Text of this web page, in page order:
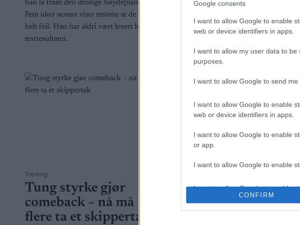
Google consents
I want to allow Google to enable
web or device identifiers in apps.
I want to allow my user data to
purposes.
I want to allow Google to send me
I want to allow Google to enable
web or device identifiers in apps.
I want to allow Google to enable
or app.
I want to allow Google to enable
I want to allow Google to enable
authentication functionality and
CONFIRM
han la fram den dristige høydeplanen.
Fem uker senere viser testene at de tok
helt feil. Han har aldri vært levert bedre
testresultater.
Trening
Tung styrke gjør
comeback – nå må
flere ta et skippertak
Trening: – Det er
absolutt en fare for